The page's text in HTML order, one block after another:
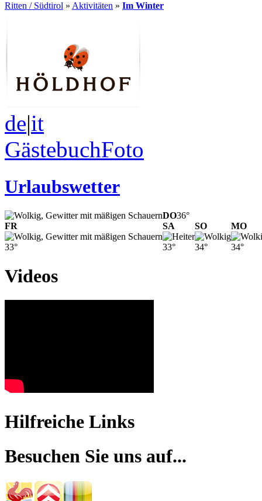
Ritten / Südtirol » Aktivitäten » Im Winter
de|it
GästebuchFoto
Urlaubswetter
DO36°
FR
33°
SA
33°
SO
34°
MO
34°
Videos
Hilfreiche Links
Besuchen Sie uns auf...